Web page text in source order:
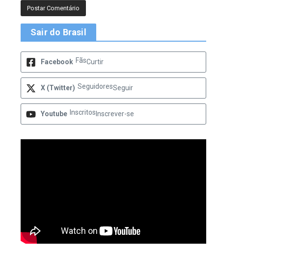
Sair do Brasil
Facebook FãsCurtir
X (Twitter) SeguidoresSeguir
Youtube Inscritos Inscrever-se